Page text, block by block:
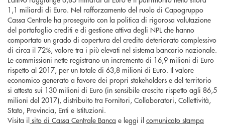
1,1 miliardi di Euro. Nel rafforzamento del ruolo di Capogruppo
Cassa Centrale ha proseguito con la politica di rigorosa valutazione
del portafoglio crediti e di gestione attiva degli NPL che hanno
comportato un grado di copertura del credito deteriorato complessivo
di circa il 72%, valore tra i più elevati nel sistema bancario nazionale.
Le commissioni nette registrano un incremento di 16,9 milioni di Euro
rispetto al 2017, per un totale di 63,8 milioni di Euro. Il valore
economico generato a favore dei propri stakeholders e del territorio
si attesta sui 130 milioni di Euro (in sensibile crescita rispetto agli 86,5
milioni del 2017), distribuito tra Fornitori, Collaboratori, Collettività,
Stato, Provincia, Enti e Istituzioni.
Visita il sito di Cassa Centrale Banca e leggi il comunicato stampa